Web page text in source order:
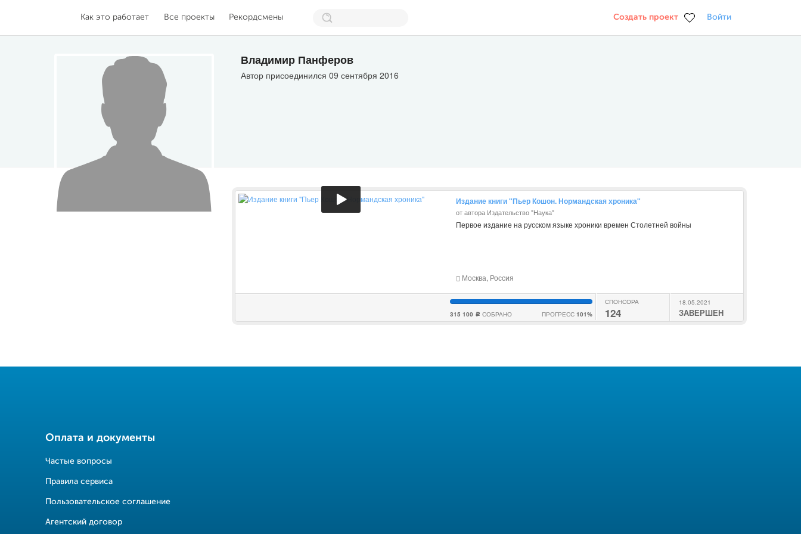
Как это работает Все проекты Рекордсмены Создать проект Войти
Владимир Панферов
Автор присоединился 09 сентября 2016
Издание книги "Пьер Кошон. Нормандская хроника"
от автора Издательство "Наука"
Первое издание на русском языке хроники времен Столетней войны
Москва, Россия
315 100 c СОБРАНО ПРОГРЕСС 101%
СПОНСОРА
124
18.05.2021
ЗАВЕРШЕН
Оплата и документы
Частые вопросы
Правила сервиса
Пользовательское соглашение
Агентский договор